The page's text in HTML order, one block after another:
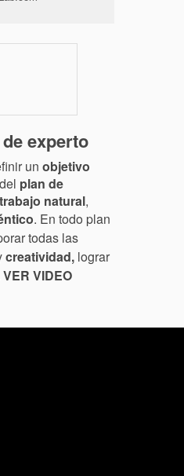
experto
un objetivo
plan de
trabajo natural,
. En todo plan
todas las
creatividad, lograr
VER VIDEO